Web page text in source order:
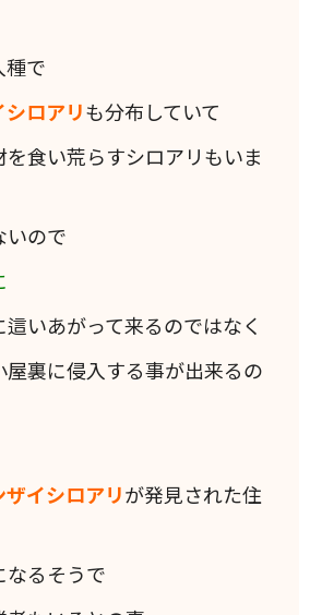
種で
ロアリも分布していて
食い荒らすシロアリもいま
いので
いあがって来るのではなく
屋裏に侵入する事が出来るの
イシロアリが発見された住
るそうで